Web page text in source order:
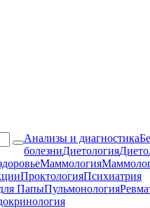
Анализы и диагностика
болезниДиетология
Маммология
ПроктологияПсихиатрия
ПапыПульмонология